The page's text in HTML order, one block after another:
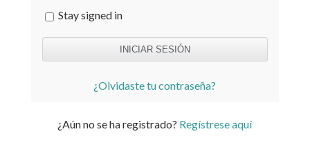
Stay signed in
¿Olvidaste tu contraseña?
¿Aún no se ha registrado? Regístrese aquí